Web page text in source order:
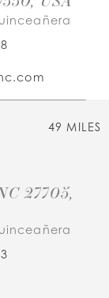
49 MILES
27705,